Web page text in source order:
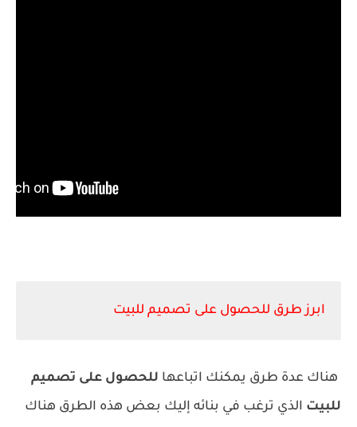
ابرز طرق للحصول على تصميم للبيت
هناك عدة طرق يمكنك اتباعها للحصول على تصميم
للبيت الذي ترغب في بنائه إليك بعض هذه الطرق هناك